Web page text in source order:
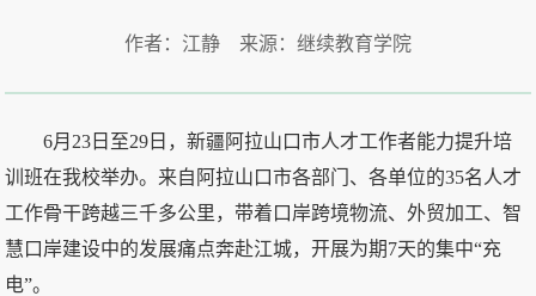
作者：江静 来源：继续教育学院
6月23日至29日，新疆阿拉山口市人才工作者能力提升培
训班在我校举办。来自阿拉山口市各部门、各单位的35名人才
工作骨干跨越三千多公里，带着口岸跨境物流、外贸加工、智
慧口岸建设中的发展痛点奔赴江城，开展为期7天的集中“充
电”。